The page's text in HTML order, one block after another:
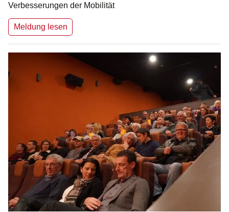
Verbesserungen der Mobilität
Meldung lesen